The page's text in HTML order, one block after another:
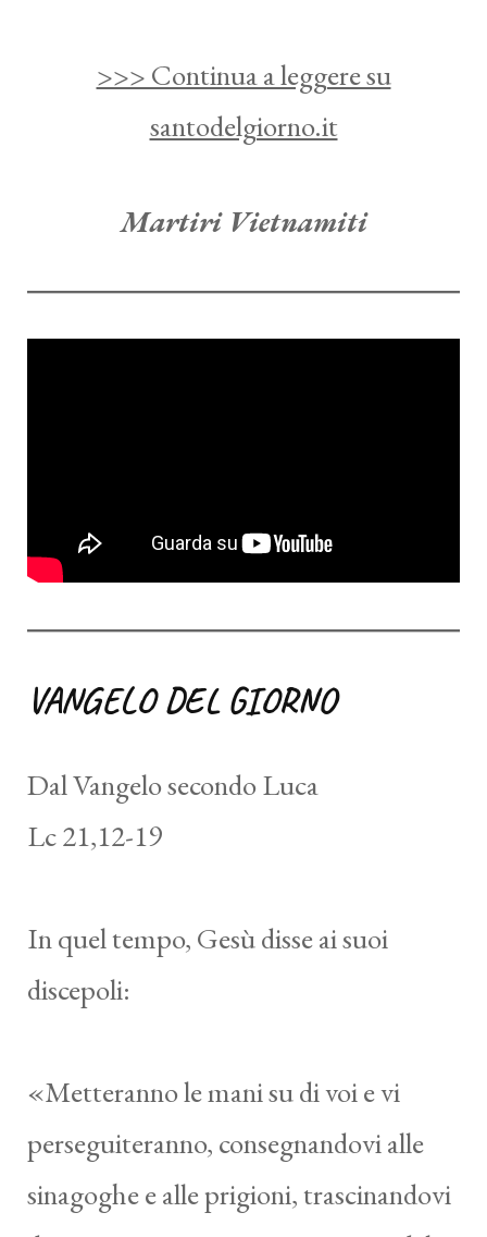
>>> Continua a leggere su
santodelgiorno.it
Martiri Vietnamiti
VANGELO DEL GIORNO
Dal Vangelo secondo Luca
Lc 21,12-19
In quel tempo, Gesù disse ai suoi
discepoli:
«Metteranno le mani su di voi e vi
perseguiteranno, consegnandovi alle
sinagoghe e alle prigioni, trascinandovi